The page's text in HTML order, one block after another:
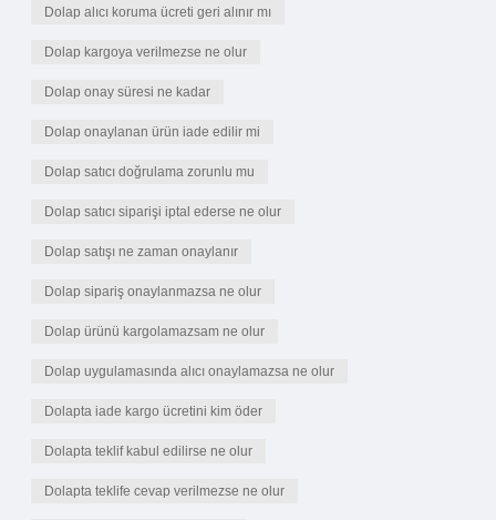
Dolap alıcı koruma ücreti geri alınır mı
Dolap kargoya verilmezse ne olur
Dolap onay süresi ne kadar
Dolap onaylanan ürün iade edilir mi
Dolap satıcı doğrulama zorunlu mu
Dolap satıcı siparişi iptal ederse ne olur
Dolap satışı ne zaman onaylanır
Dolap sipariş onaylanmazsa ne olur
Dolap ürünü kargolamazsam ne olur
Dolap uygulamasında alıcı onaylamazsa ne olur
Dolapta iade kargo ücretini kim öder
Dolapta teklif kabul edilirse ne olur
Dolapta teklife cevap verilmezse ne olur